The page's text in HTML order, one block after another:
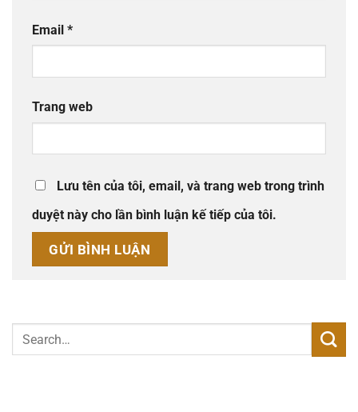
Email *
Trang web
Lưu tên của tôi, email, và trang web trong trình
duyệt này cho lần bình luận kế tiếp của tôi.